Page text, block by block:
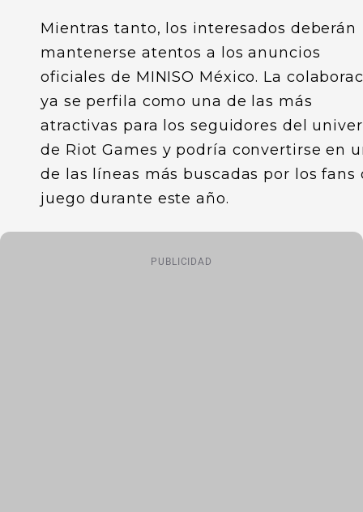
Mientras tanto, los interesados deberán
mantenerse atentos a los anuncios
oficiales de MINISO México. La
ya se perfila como una de las más
atractivas para los seguidores del
de Riot Games y podría convertirse en
de las líneas más buscadas por los fans
juego durante este año.
PUBLICIDAD